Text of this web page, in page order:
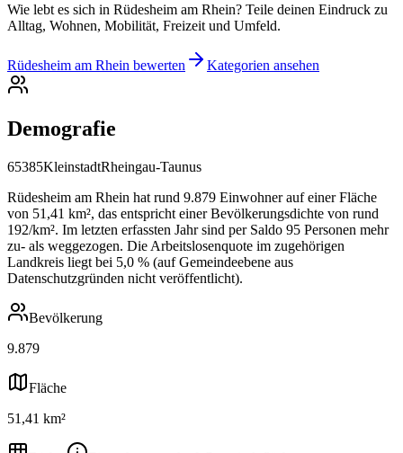
Wie lebt es sich in Rüdesheim am Rhein? Teile deinen Eindruck zu
Alltag, Wohnen, Mobilität, Freizeit und Umfeld.
Rüdesheim am Rhein bewerten Kategorien ansehen
Demografie
65385KleinstadtRheingau-Taunus
Rüdesheim am Rhein hat rund 9.879 Einwohner auf einer Fläche
von 51,41 km², das entspricht einer Bevölkerungsdichte von rund
192/km². Im letzten erfassten Jahr sind per Saldo 95 Personen mehr
zu- als weggezogen. Die Arbeitslosenquote im zugehörigen
Landkreis liegt bei 5,0 % (auf Gemeindeebene aus
Datenschutzgründen nicht veröffentlicht).
Bevölkerung
9.879
Fläche
51,41 km²